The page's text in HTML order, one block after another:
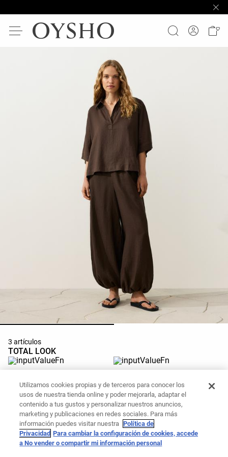
3 artículos
TOTAL LOOK
100% lino
39,99 €
Añadir a la cesta
45,99 €
Añadir a la cesta
Sandalia de baño plataforma
19,99 €
Utilizamos cookies propias y de terceros para conocer los
usos de nuestra tienda online y poder mejorarla, adaptar el
contenido a tus gustos y personalizar nuestros anuncios,
marketing y publicaciones en redes sociales. Para más
información puedes visitar nuestra Política de
Privacidad Para cambiar la configuración de cookies, accede
a No vender o compartir mi información personal